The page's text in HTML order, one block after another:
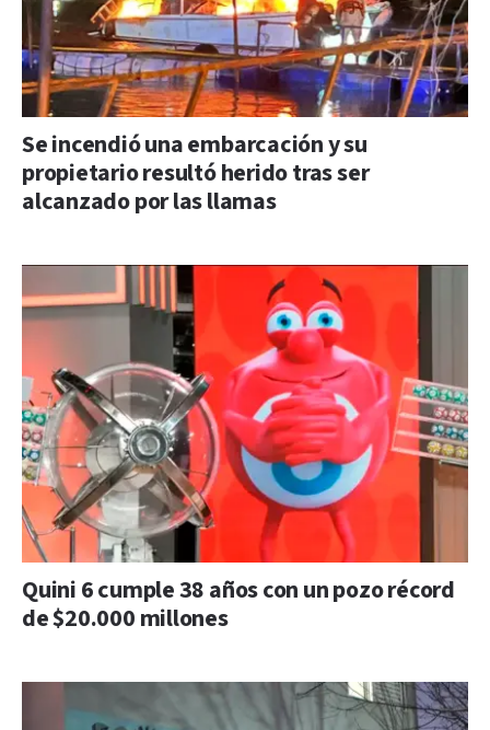
Se incendió una embarcación y su
propietario resultó herido tras ser
alcanzado por las llamas
Quini 6 cumple 38 años con un pozo récord
de $20.000 millones